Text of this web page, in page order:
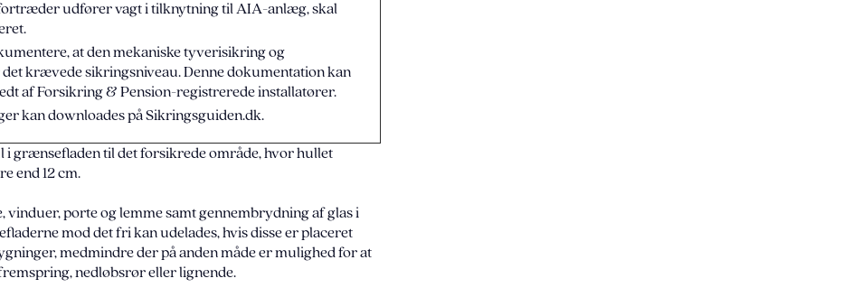
udfører vagt i tilknytning til AIA-anlæg, skal
at den mekaniske tyverisikring og
krævede sikringsniveau. Denne dokumentation kan
af Forsikring & Pension-registrerede installatører.
kan downloades på Sikringsguiden.dk.
i grænsefladen til det forsikrede område, hvor hullet
end 12 cm.
porte og lemme samt gennembrydning af glas i
mod det fri kan udelades, hvis disse er placeret
medmindre der på anden måde er mulighed for at
nedløbsrør eller lignende.